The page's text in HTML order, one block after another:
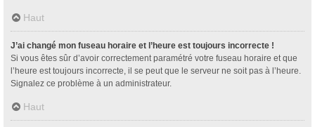
Haut
J’ai changé mon fuseau horaire et l’heure est toujours incorrecte !
Si vous êtes sûr d’avoir correctement paramétré votre fuseau horaire et que
l’heure est toujours incorrecte, il se peut que le serveur ne soit pas à l’heure.
Signalez ce problème à un administrateur.
Haut